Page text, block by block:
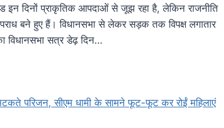
इन दिनों प्राकृतिक आपदाओं से जूझ रहा है, लेकिन राजनीति
बने हुए हैं। विधानसभा से लेकर सड़क तक विपक्ष लगातार
विधानसभा सत्र डेढ़ दिन…